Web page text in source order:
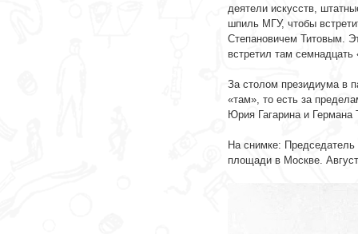
деятели искусств,
шпиль МГУ, чтобы
Степановичем Титовым.
встретил там
За столом президиума в
«там», то есть за
Юрия Гагарина и Германа
На снимке:
площади в Москве.